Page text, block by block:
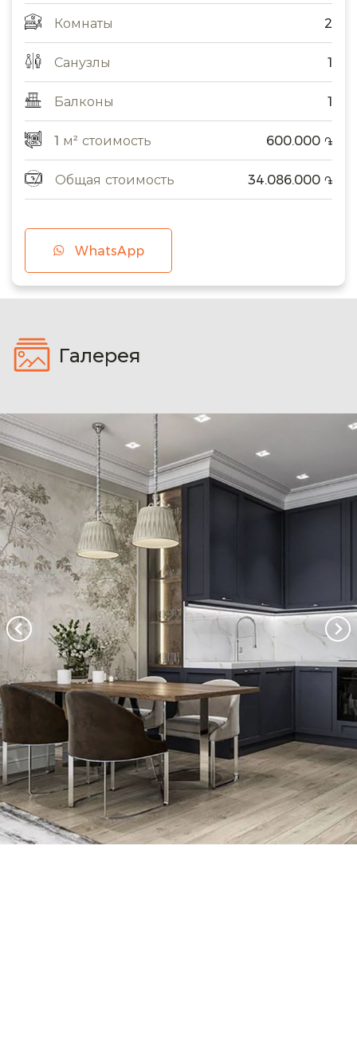
Комнаты 2
Санузлы 1
Балконы 1
1 м² стоимость 600.000 ֏
Общая стоимость 34.086.000 ֏
WhatsApp
Галерея